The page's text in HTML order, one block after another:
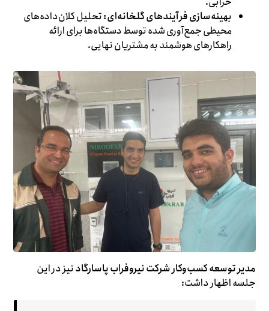
بهینه‌سازی فرآیندهای گلخانه‌ای:تحلیل کلان‌داده‌های
محیطی جمع‌آوری شده توسط دستگاه‌ها برای ارائه
راهکارهای هوشمند به مشتریان نهایی.
مدیر توسعه کسب‌وکار شرکت نیروفراب پاسارگادنیز در این
جلسه اظهار داشت: